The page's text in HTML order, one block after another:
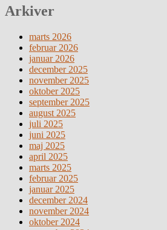
Arkiver
marts 2026
februar 2026
januar 2026
december 2025
november 2025
oktober 2025
september 2025
august 2025
juli 2025
juni 2025
maj 2025
april 2025
marts 2025
februar 2025
januar 2025
december 2024
november 2024
oktober 2024